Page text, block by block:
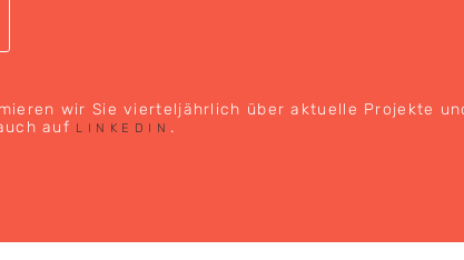
wir Sie vierteljährlich über aktuelle Projekte
auf LINKEDIN .